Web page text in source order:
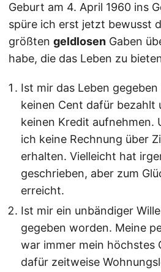
Geburt am 4. April 1960 ins
spüre ich erst jetzt bewusst
größten geldlosen Gaben
habe, die das Leben zu
Ist mir das Leben
keinen Cent dafür bezahlt
keinen Kredit aufnehmen.
ich keine Rechnung über
erhalten. Vielleicht hat
geschrieben, aber zum
erreicht.
Ist mir ein unbändiger
gegeben worden. Meine
war immer mein höchstes
dafür zeitweise